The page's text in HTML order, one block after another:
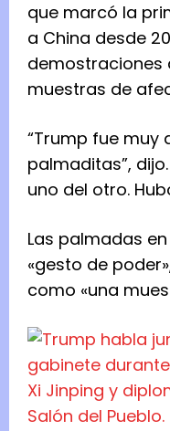
que marcó la
a China desde
demostraciones
muestras de
“Trump fue muy
palmaditas”,
uno del otro.
Las palmadas
«gesto de
como «una